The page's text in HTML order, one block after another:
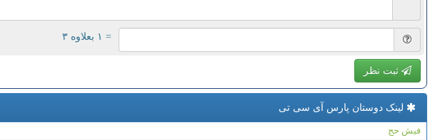
= ۱ بعلاوه ۳
ثبت نظر
لینک دوستان پارس آی سی تی
فیش حج